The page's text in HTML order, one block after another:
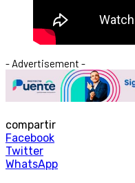
- Advertisement -
compartir
Facebook
Twitter
WhatsApp